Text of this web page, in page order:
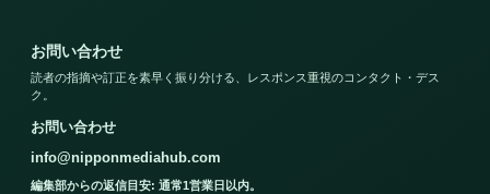
お問い合わせ
読者の指摘や訂正を素早く振り分ける、レスポンス重視のコンタクト・デス
ク。
お問い合わせ
info@nipponmediahub.com
編集部からの返信目安: 通常1営業日以内。